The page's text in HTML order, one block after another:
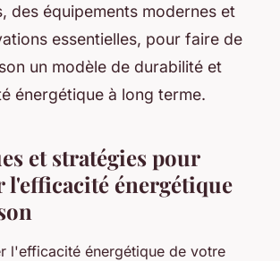
des équipements modernes et
essentielles, pour faire de
un modèle de durabilité et
énergétique à long terme.
et stratégies pour
l'efficacité énergétique
l'efficacité énergétique de votre